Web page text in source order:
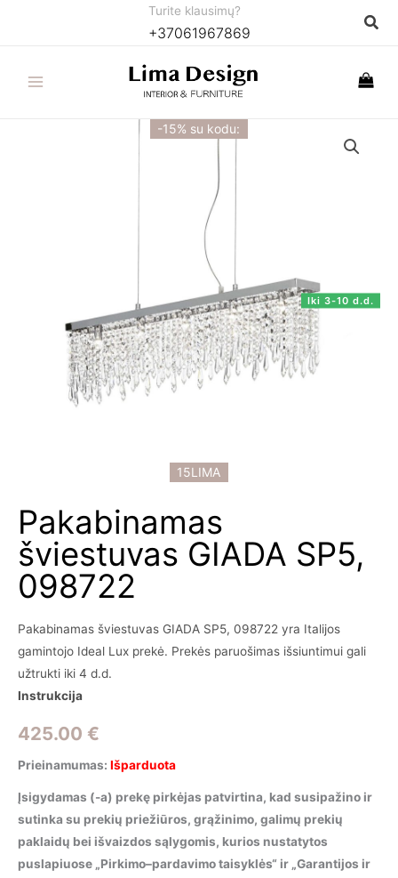
Turite klausimų?
+37061967869
15LIMA
-15% su kodu:
Iki 3-10 d.d.
Pakabinamas
šviestuvas GIADA SP5,
098722
Pakabinamas šviestuvas GIADA SP5, 098722 yra Italijos
gamintojo Ideal Lux prekė. Prekės paruošimas išsiuntimui gali
užtrukti iki 4 d.d.
Instrukcija
425.00 €
Prieinamumas: Išparduota
Įsigydamas (-a) prekę pirkėjas patvirtina, kad susipažino ir
sutinka su prekių priežiūros, grąžinimo, galimų prekių
paklaidų bei išvaizdos sąlygomis, kurios nustatytos
puslapiuose „Pirkimo–pardavimo taisyklės“ ir „Garantijos ir